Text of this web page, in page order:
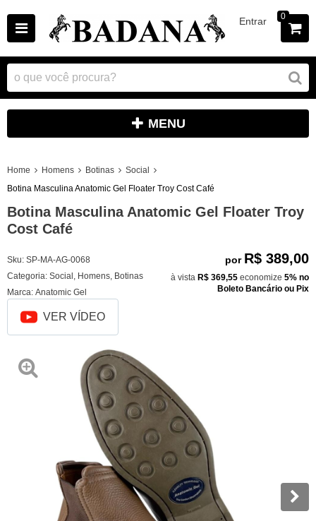
Entrar 0
MENU
Home Homens Botinas
Social
Botina Masculina Anatomic Gel Floater Troy Cost Café
Botina Masculina Anatomic Gel Floater Troy
Cost Café
Sku: SP-MA-AG-0068
Categoria: Social Homens Botinas
Marca: Anatomic Gel
por R$ 389,00
à vista R$ 369,55 economize 5% no
Boleto Bancário ou Pix
VER VÍDEO